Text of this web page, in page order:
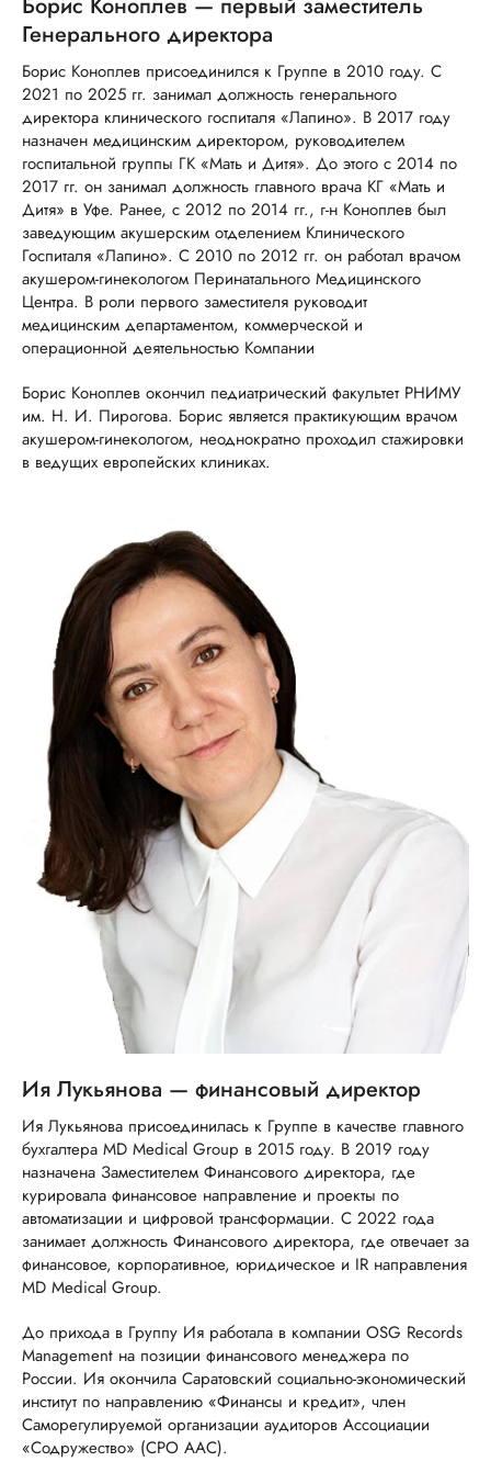
Борис Коноплев — первый заместитель
Генерального директора
Борис Коноплев присоединился к Группе в 2010 году. С
2021 по 2025 гг. занимал должность генерального
директора клинического госпиталя «Лапино». В 2017 году
назначен медицинским директором, руководителем
госпитальной группы ГК «Мать и Дитя». До этого с 2014 по
2017 гг. он занимал должность главного врача КГ «Мать и
Дитя» в Уфе. Ранее, с 2012 по 2014 гг., г-н Коноплев был
заведующим акушерским отделением Клинического
Госпиталя «Лапино». С 2010 по 2012 гг. он работал врачом
акушером-гинекологом Перинатального Медицинского
Центра. В роли первого заместителя руководит
медицинским департаментом, коммерческой и
операционной деятельностью Компании
Борис Коноплев окончил педиатрический факультет РНИМУ
им. Н. И. Пирогова. Борис является практикующим врачом
акушером-гинекологом, неоднократно проходил стажировки
в ведущих европейских клиниках.
Ия Лукьянова — финансовый директор
Ия Лукьянова присоединилась к Группе в качестве главного
бухгалтера MD Medical Group в 2015 году. В 2019 году
назначена Заместителем Финансового директора, где
курировала финансовое направление и проекты по
автоматизации и цифровой трансформации. С 2022 года
занимает должность Финансового директора, где отвечает за
финансовое, корпоративное, юридическое и IR направления
MD Medical Group.
До прихода в Группу Ия работала в компании OSG Records
Management на позиции финансового менеджера по
России. Ия окончила Саратовский социально-экономический
институт по направлению «Финансы и кредит», член
Саморегулируемой организации аудиторов Ассоциации
«Содружество» (СРО ААС).